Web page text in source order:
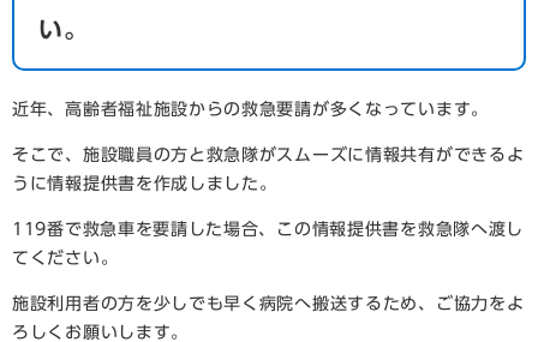
い。
近年、高齢者福祉施設からの救急要請が多くなっています。
そこで、施設職員の方と救急隊がスムーズに情報共有ができるよ
うに情報提供書を作成しました。
119番で救急車を要請した場合、この情報提供書を救急隊へ渡し
てください。
施設利用者の方を少しでも早く病院へ搬送するため、ご協力をよ
ろしくお願いします。